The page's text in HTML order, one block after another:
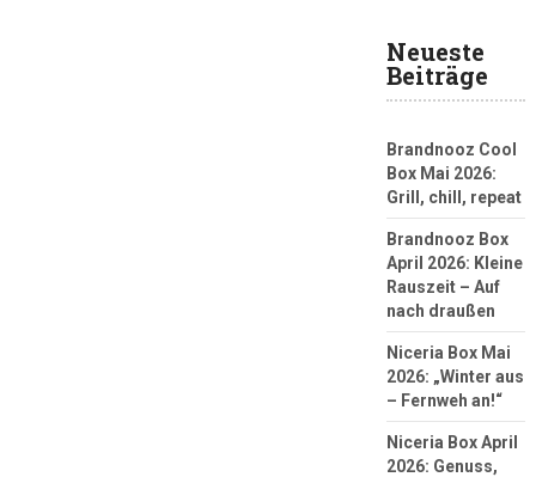
Neueste
Beiträge
Brandnooz Cool
Box Mai 2026:
Grill, chill, repeat
Brandnooz Box
April 2026: Kleine
Rauszeit – Auf
nach draußen
Niceria Box Mai
2026: „Winter aus
– Fernweh an!“
Niceria Box April
2026: Genuss,